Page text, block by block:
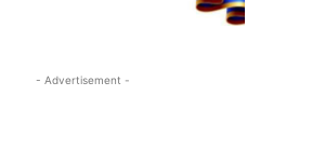
- Advertisement -